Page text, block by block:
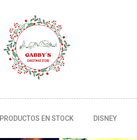
PRODUCTOS EN STOCK DISNEY